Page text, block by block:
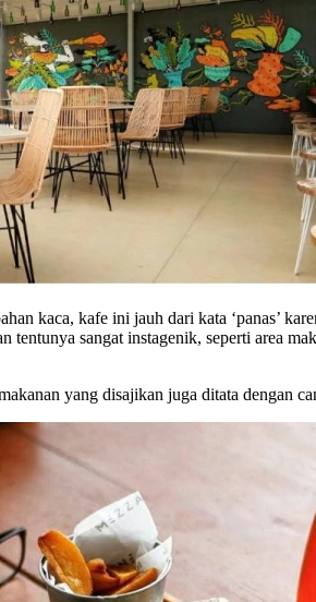
kaca, kafe ini jauh dari kata ‘panas’
tentunya sangat instagenik, seperti area
yang disajikan juga ditata dengan